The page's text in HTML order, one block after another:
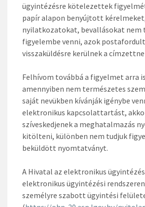
ügyintézésre kötelezettek
papír alapon benyújtott
nyilatkozatokat, bevallásokat nem
figyelembe venni, azok
visszaküldésre kerülnek a
Felhívom továbbá a figyelmet arra
amennyiben nem természetes
saját nevükben kívánják igénybe
elektronikus kapcsolattartást,
szíveskedjenek a meghatalmazás
kitölteni, különben nem tudjuk
beküldött nyomtatványt.
A Hivatal az elektronikus
elektronikus ügyintézési rendszeren
személyre szabott ügyintési